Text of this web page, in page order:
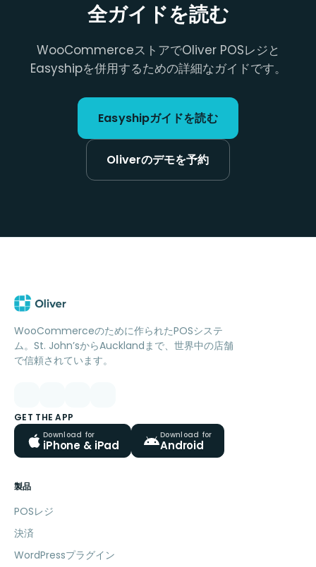
全ガイドを読む
WooCommerceストアでOliver POSレジと
Easyshipを併用するための詳細なガイドです。
Easyshipガイドを読む
Oliverのデモを予約
WooCommerceのために作られたPOSシステ
ム。St. John’sからAucklandまで、世界中の店舗
で信頼されています。
GET THE APP
Download for
iPhone & iPad
Download for
Android
製品
POSレジ
決済
WordPressプラグイン